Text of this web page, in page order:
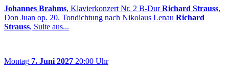
Johannes Brahms, Klavierkonzert Nr. 2 B-DurRichard Strauss,
Don Juan op. 20. Tondichtung nach Nikolaus Lenau Richard
Strauss, Suite aus...
Montag 7. Juni 2027 20:00 Uhr